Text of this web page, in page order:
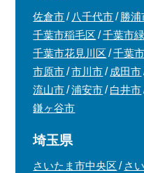
佐倉市 八千代市 勝浦
千葉市稲毛区
千葉市
千葉市花見川区
千葉
市原市
市川市 成田市
流山市
浦安市 白井市
鎌ヶ谷市
埼玉県
さいたま市中央区
さ